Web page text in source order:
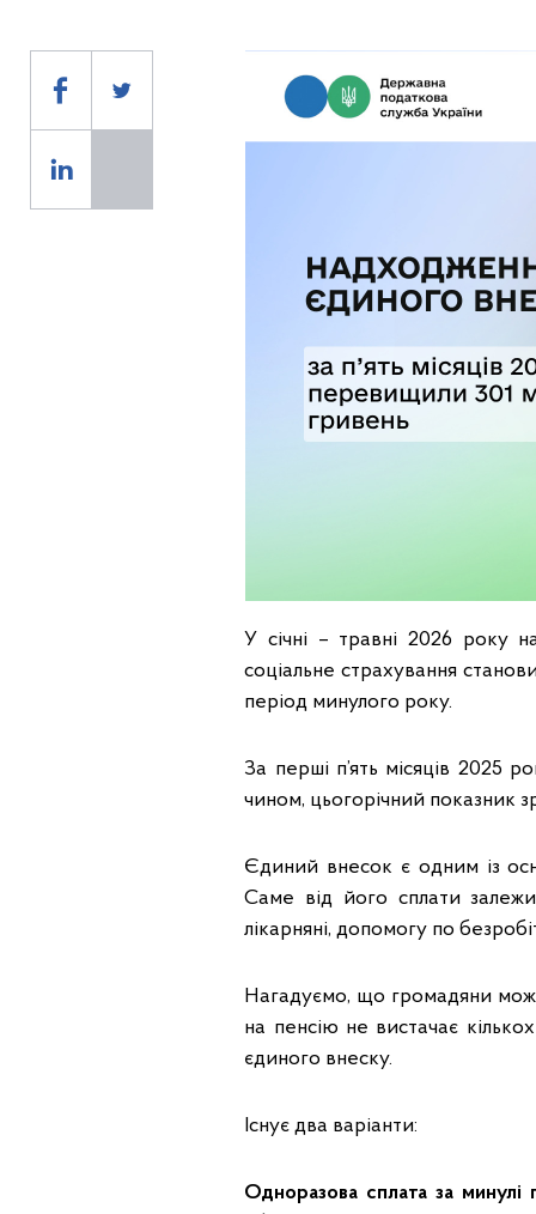
У січні – травні 2026 року
соціальне страхування
період минулого року.
За перші п’ять місяців 2025
чином, цьогорічний показник
Єдиний внесок є одним із
Саме від його сплати
лікарняні, допомогу по
Нагадуємо, що громадяни
на пенсію не вистачає
єдиного внеску.
Існує два варіанти:
Одноразова сплата за минулі